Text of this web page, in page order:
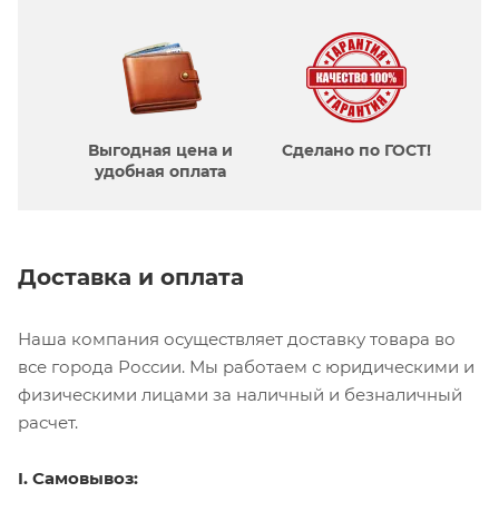
Выгодная цена и
удобная оплата
Сделано по ГОСТ!
Доставка и оплата
Наша компания осуществляет доставку товара во
все города России. Мы работаем с юридическими и
физическими лицами за наличный и безналичный
расчет.
I. Самовывоз: